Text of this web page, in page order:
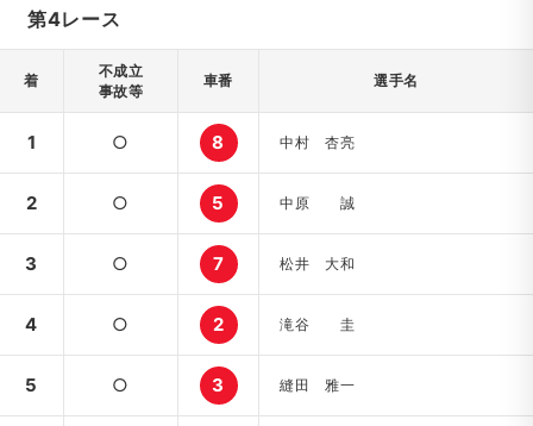
第4レース
着
不成立
事故等
車番 選手名
1 ○ 8 中村 杏亮
2 ○ 5 中原 誠
3 ○ 7 松井 大和
4 ○ 2 滝谷 圭
5 ○ 3 縫田 雅一